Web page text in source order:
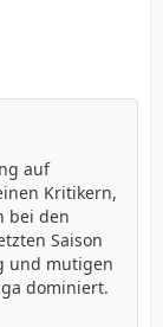
auf
Kritikern,
bei den
Saison
und mutigen
dominiert.